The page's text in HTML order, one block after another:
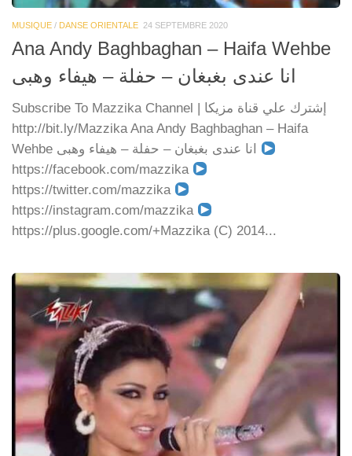
MUSIQUE / DANSE ORIENTALE 24 SEPTEMBRE 2020
Ana Andy Baghbaghan – Haifa Wehbe
انا عندى بغبغان – حفلة – هيفاء وهبى
Subscribe To Mazzika Channel | إشترك علي قناة مزيكا
http://bit.ly/Mazzika Ana Andy Baghbaghan – Haifa
https://facebook.com/mazzika
https://twitter.com/mazzika
https://instagram.com/mazzika
https://plus.google.com/+Mazzika (C) 2014...